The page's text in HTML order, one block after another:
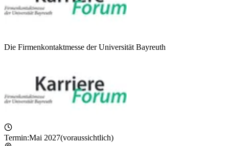
Die Firmenkontaktmesse der Universität Bayreuth
Termin:Mai 2027(voraussichtlich)